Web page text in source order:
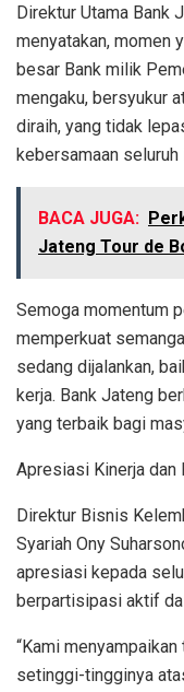
Direktur Utama Bank
menyatakan, momen
besar Bank milik
mengaku, bersyukur
diraih, yang tidak
kebersamaan
BACA JUGA:
Jateng Tour de
Semoga momentum
memperkuat
sedang dijalankan,
kerja. Bank Jateng
yang terbaik bagi
Apresiasi Kinerja
Direktur Bisnis
Syariah Ony
apresiasi kepada
berpartisipasi aktif
“Kami
setinggi-tingginya